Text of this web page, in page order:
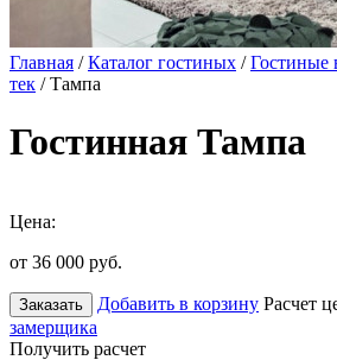
Главная /Каталог гостиных /Гостиные
тек / Тампа
Гостинная Тампа
Цена:
от 36 000 руб.
Заказать Добавить в корзину Расчет
замерщика
Получить расчет